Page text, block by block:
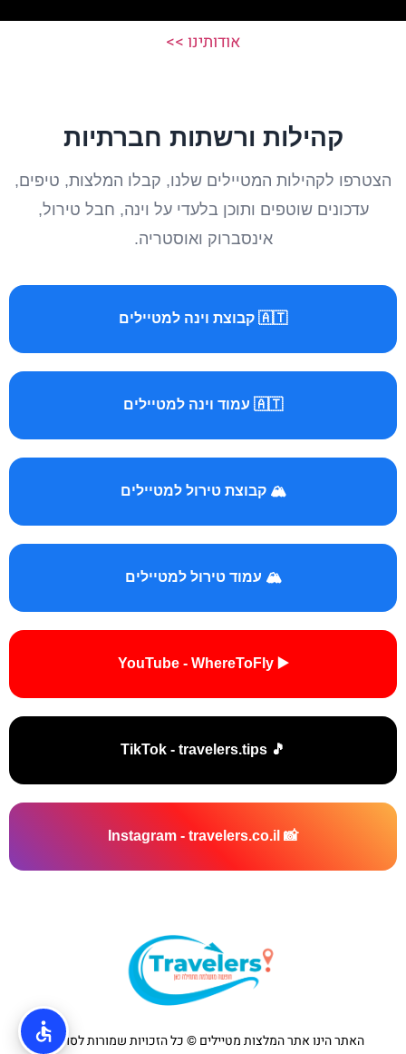
אודותינו >>
קהילות ורשתות חברתיות
הצטרפו לקהילות המטיילים שלנו, קבלו המלצות, טיפים,
עדכונים שוטפים ותוכן בלעדי על וינה, חבל טירול,
אינסברוק ואוסטריה.
🇦🇹 קבוצת וינה למטיילים
🇦🇹 עמוד וינה למטיילים
🏔️ קבוצת טירול למטיילים
🏔️ עמוד טירול למטיילים
▶️ YouTube - WhereToFly
🎵 TikTok - travelers.tips
📸 Instagram - travelers.co.il
האתר הינו אתר המלצות מטיילים © כל הזכויות שמורות לסוכנות